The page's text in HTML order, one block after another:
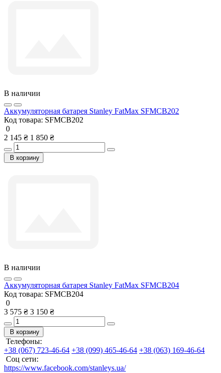
В наличии
Аккумуляторная батарея Stanley FatMax SFMCB202
Код товара: SFMCB202
0
2 145 ₴ 1 850 ₴
В корзину
В наличии
Аккумуляторная батарея Stanley FatMax SFMCB204
Код товара: SFMCB204
0
3 575 ₴ 3 150 ₴
В корзину
Телефоны:
+38 (067) 723-46-64 +38 (099) 465-46-64 +38 (063) 169-46-64
Соц сети:
https://www.facebook.com/stanleys.ua/